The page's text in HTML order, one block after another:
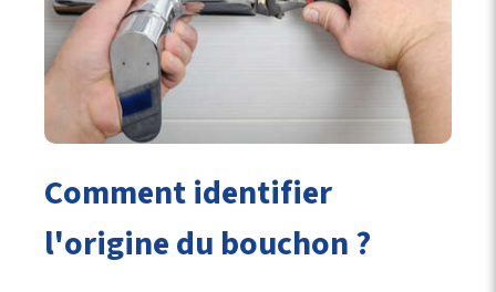
Comment identifier
l'origine du bouchon ?